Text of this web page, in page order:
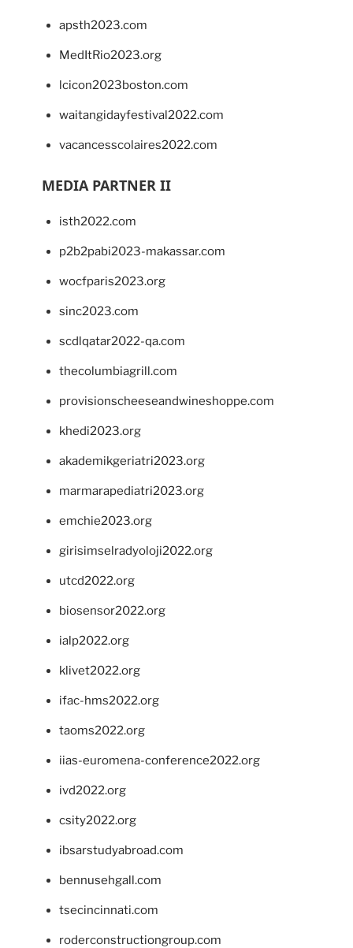
apsth2023.com
MedItRio2023.org
lcicon2023boston.com
waitangidayfestival2022.com
vacancesscolaires2022.com
MEDIA PARTNER II
isth2022.com
p2b2pabi2023-makassar.com
wocfparis2023.org
sinc2023.com
scdlqatar2022-qa.com
thecolumbiagrill.com
provisionscheeseandwineshoppe.com
khedi2023.org
akademikgeriatri2023.org
marmarapediatri2023.org
emchie2023.org
girisimselradyoloji2022.org
utcd2022.org
biosensor2022.org
ialp2022.org
klivet2022.org
ifac-hms2022.org
taoms2022.org
iias-euromena-conference2022.org
ivd2022.org
csity2022.org
ibsarstudyabroad.com
bennusehgall.com
tsecincinnati.com
roderconstructiongroup.com